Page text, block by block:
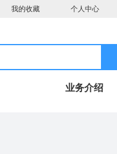
我的收藏 个人中心
业务介绍